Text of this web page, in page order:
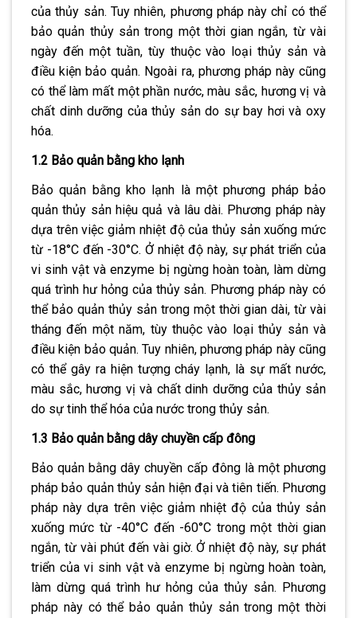
của thủy sản. Tuy nhiên, phương pháp này chỉ có thể
bảo quản thủy sản trong một thời gian ngắn, từ vài
ngày đến một tuần, tùy thuộc vào loại thủy sản và
điều kiện bảo quản. Ngoài ra, phương pháp này cũng
có thể làm mất một phần nước, màu sắc, hương vị và
chất dinh dưỡng của thủy sản do sự bay hơi và oxy
hóa.
1.2 Bảo quản bằng kho lạnh
Bảo quản bằng kho lạnh là một phương pháp bảo
quản thủy sản hiệu quả và lâu dài. Phương pháp này
dựa trên việc giảm nhiệt độ của thủy sản xuống mức
từ -18°C đến -30°C. Ở nhiệt độ này, sự phát triển của
vi sinh vật và enzyme bị ngừng hoàn toàn, làm dừng
quá trình hư hỏng của thủy sản. Phương pháp này có
thể bảo quản thủy sản trong một thời gian dài, từ vài
tháng đến một năm, tùy thuộc vào loại thủy sản và
điều kiện bảo quản. Tuy nhiên, phương pháp này cũng
có thể gây ra hiện tượng cháy lạnh, là sự mất nước,
màu sắc, hương vị và chất dinh dưỡng của thủy sản
do sự tinh thể hóa của nước trong thủy sản.
1.3 Bảo quản bằng dây chuyền cấp đông
Bảo quản bằng dây chuyền cấp đông là một phương
pháp bảo quản thủy sản hiện đại và tiên tiến. Phương
pháp này dựa trên việc giảm nhiệt độ của thủy sản
xuống mức từ -40°C đến -60°C trong một thời gian
ngắn, từ vài phút đến vài giờ. Ở nhiệt độ này, sự phát
triển của vi sinh vật và enzyme bị ngừng hoàn toàn,
làm dừng quá trình hư hỏng của thủy sản. Phương
pháp này có thể bảo quản thủy sản trong một thời